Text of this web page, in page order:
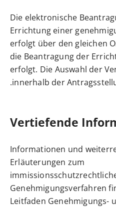
Die elektronische
Errichtung einer
erfolgt über den gleichen
die Beantragung der
erfolgt. Die Auswahl der
innerhalb der
Vertiefende
Informationen und
Erläuterungen zum
Genehmigungsverfahren
Leitfaden Genehmigungs-